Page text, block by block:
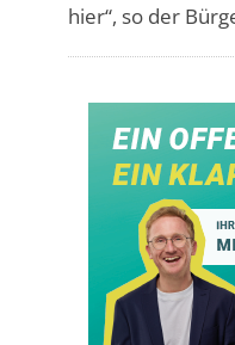
hier“, so der